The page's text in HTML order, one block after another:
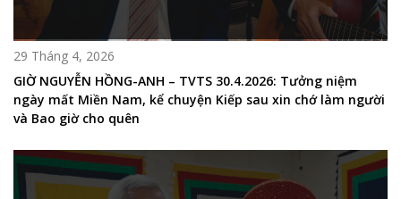
29 Tháng 4, 2026
GIỜ NGUYỄN HỒNG-ANH – TVTS 30.4.2026: Tưởng niệm
ngày mất Miền Nam, kể chuyện Kiếp sau xin chớ làm người
và Bao giờ cho quên